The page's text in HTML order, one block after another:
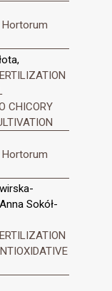
CHICORY
Sokół-